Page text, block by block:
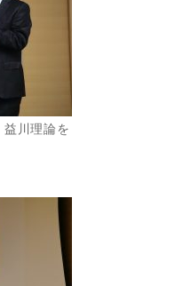
川理論を